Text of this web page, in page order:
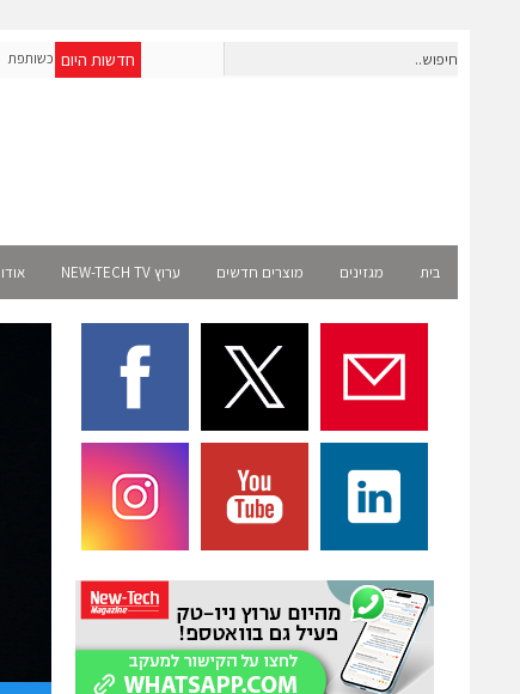
חדשות היום
OpenAI מרחיבה את פעילותה בישראל; אברא הוסמכה כשותפת
בית מגזינים מוצרים חדשים ערוץ NEW-TECH TV